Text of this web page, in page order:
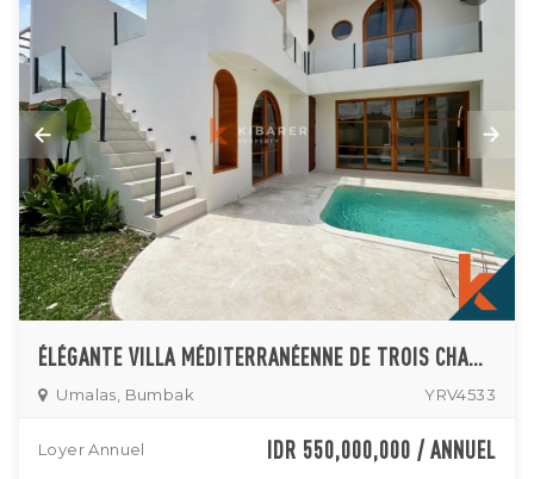
ÉLÉGANTE VILLA MÉDITERRANÉENNE DE TROIS CHAMBRES AVEC TERRASSE SUR LE TOIT À UMALAS
Umalas, Bumbak YRV4533
Loyer Annuel IDR 550,000,000 / ANNUEL